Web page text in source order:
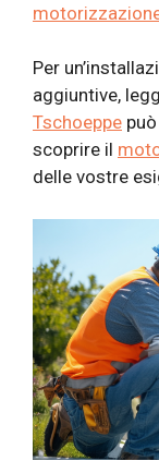
Per
aggiuntive,
Tschoeppe
scoprire il
delle vostre